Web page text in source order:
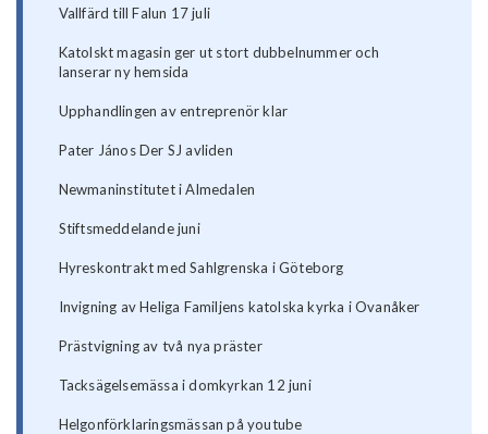
Vallfärd till Falun 17 juli
Katolskt magasin ger ut stort dubbelnummer och
lanserar ny hemsida
Upphandlingen av entreprenör klar
Pater János Der SJ avliden
Newmaninstitutet i Almedalen
Stiftsmeddelande juni
Hyreskontrakt med Sahlgrenska i Göteborg
Invigning av Heliga Familjens katolska kyrka i Ovanåker
Prästvigning av två nya präster
Tacksägelsemässa i domkyrkan 12 juni
Helgonförklaringsmässan på youtube